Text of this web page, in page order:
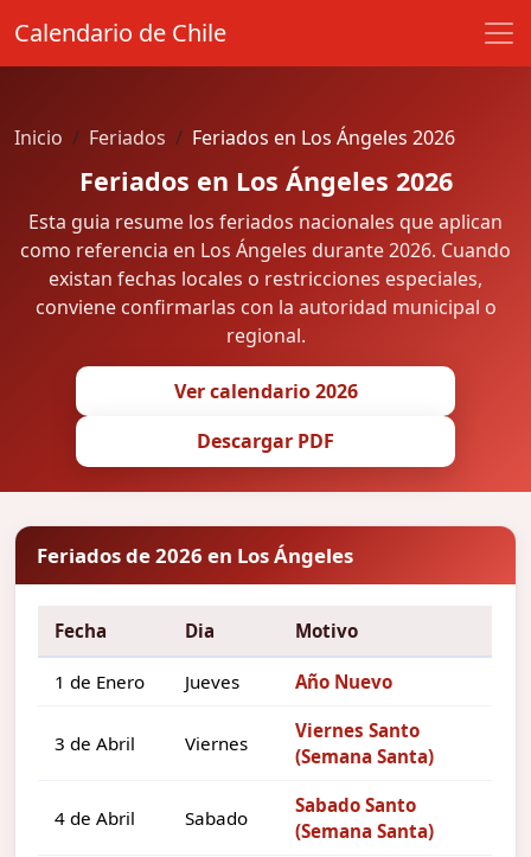
Calendario de Chile
Inicio Feriados Feriados en Los Ángeles 2026
Feriados en Los Ángeles 2026
Esta guia resume los feriados nacionales que aplican
como referencia en Los Ángeles durante 2026. Cuando
existan fechas locales o restricciones especiales,
conviene confirmarlas con la autoridad municipal o
regional.
Ver calendario 2026
Descargar PDF
Feriados de 2026 en Los Ángeles
Fecha Dia Motivo
1 de Enero Jueves Año Nuevo
3 de Abril Viernes
Viernes Santo
(Semana Santa)
4 de Abril Sabado
Sabado Santo
(Semana Santa)